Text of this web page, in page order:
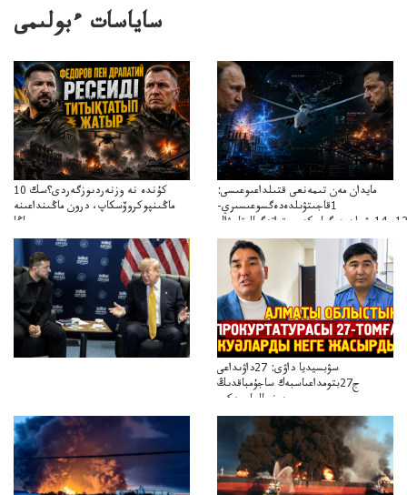
ساياسات ءبولىمى
10 كۇندە نە وزنەردىوزگەردى؟سك
ماڭىنپوكروۆسكاپ، درون ماڭىنداعىنە
جاڭا
باقاساپباسشىنىدرونكتيكاسوعىسىجانەجاڭاباسقولباسشىنىڭتاكتيكاسى
مايدان مەن تىمەنعى قتىلداعىوعىسى:
1قاجىتۋىلدەدەگسوعىسىري-
سۋبسيديا داۋى: 27داۋىداعى
ج27بتومداعىاسبەك ساجۇمباقدىڭ
دەنسالماسبەكىر
بەردىسادىربايدىڭدەنساۋلىعىسىربەردى